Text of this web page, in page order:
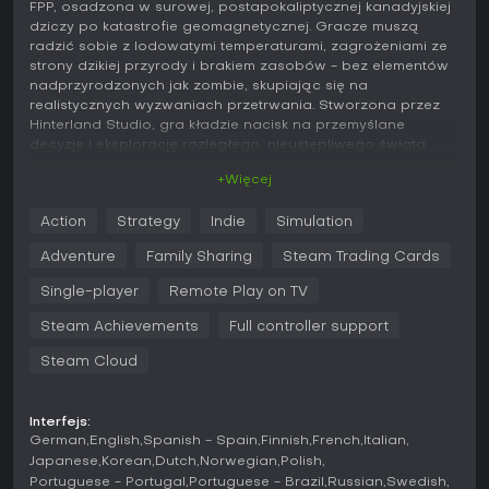
FPP, osadzona w surowej, postapokaliptycznej kanadyjskiej
dziczy po katastrofie geomagnetycznej. Gracze muszą
radzić sobie z lodowatymi temperaturami, zagrożeniami ze
strony dzikiej przyrody i brakiem zasobów - bez elementów
nadprzyrodzonych jak zombie, skupiając się na
realistycznych wyzwaniach przetrwania. Stworzona przez
Hinterland Studio, gra kładzie nacisk na przemyślane
decyzje i eksplorację rozległego, nieustępliwego świata.
podstawowymi potrzebami: głodem, pragnieniem,
zmęczeniem i temperaturą ciała. Każda czynność zużywa
polować czy odpoczywać. Gracze przeszukują teren w
narzędzi, ubrań i broni, jednocześnie walcząc z
biegunka. Polowanie wymaga tropienia zwierząt jak wilki,
wspinaczka wzbogacają zbieranie zasobów na ponad 50
km² terenu, obejmującego obszary od nadmorskich
miasteczek po odległe góry. Gra podpowiada przez
wskazówki środowiskowe i statystyki gracza, ale
+Więcej
Action Strategy Indie Simulation
Adventure Family Sharing Steam Trading Cards
Single-player Remote Play on TV
Steam Achievements Full controller support
Steam Cloud
Interfejs:
German English Spanish - Spain Finnish French Italian
Japanese Korean Dutch Norwegian Polish
Portuguese - Portugal
Portuguese - Brazil Russian Swedish